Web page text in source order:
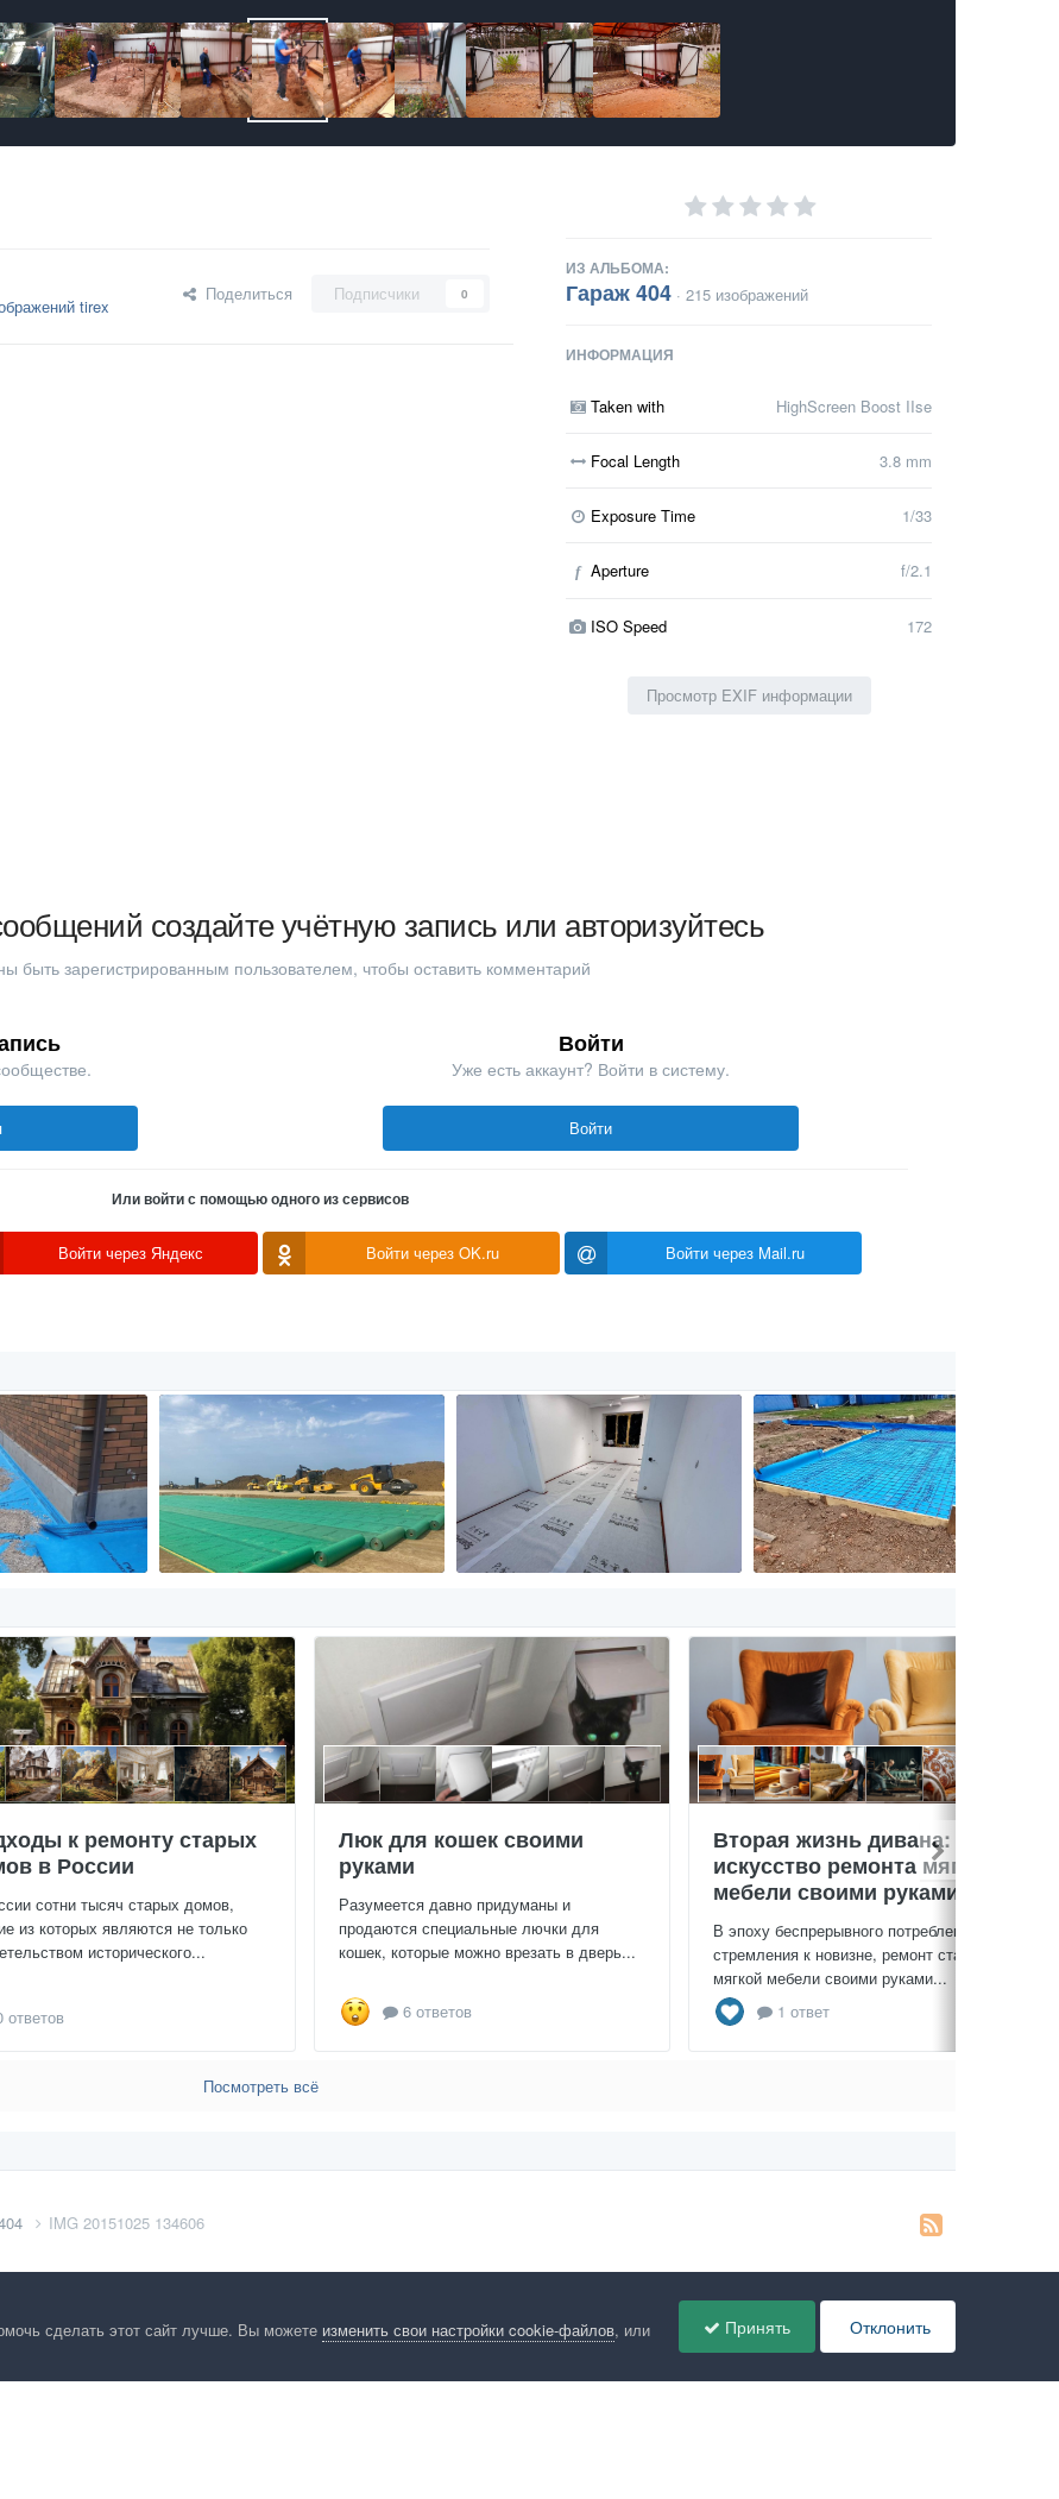
tirex
Поделиться Подписчики 0
ИЗ АЛЬБОМА:
Гараж 404 · 215 изображений
ИНФОРМАЦИЯ
Taken with HighScreen Boost IIse
Focal Length 3.8 mm
Exposure Time 1/33
f Aperture f/2.1
ISO Speed 172
Просмотр EXIF информации
создайте учётную запись или авторизуйтесь
быть зарегистрированным пользователем, чтобы оставить комментарий
Войти
Уже есть аккаунт? Войти в систему.
Войти
Или войти с помощью одного из сервисов
Войти через Яндекс Войти через OK.ru Войти через Mail.ru
к ремонту старых
в России
сотни тысяч старых домов,
из которых являются не только
исторического...
ответов
Люк для кошек своими
руками
Разумеется давно придуманы и
продаются специальные лючки для
кошек, которые можно врезать в дверь...
6 ответов
Вторая жизнь дивана:
искусство ремонта мягкой
мебели своими руками
В эпоху беспрерывного потребления и
стремления к новизне, ремонт старой
мягкой мебели своими руками...
1 ответ
Посмотреть всё
IMG 20151025 134606
Обратная связь Cookies Правила Таблица лидеров Администрация
сделать этот сайт лучше. Вы можете изменить свои настройки cookie-файлов, или
Принять Отклонить